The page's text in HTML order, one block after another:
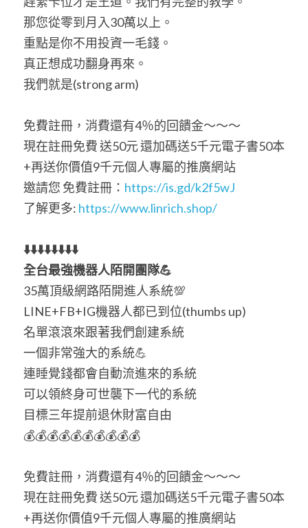
那您從零到月入30萬以上。
重點是你不用投資一毛錢。
真正想成功翻身再來。
我們就是(strong arm)
免費註冊，消費還有4％的回饋金～～～
現在註冊免費 送50元 還加碼送5千元電子書50本
+再送你價值9千元個人專屬的推廣網站
邀請您 免費註冊： https://is.gd/k2f5wJ
了解更多: https://www.linrich.shop/
⬇⬇⬇⬇⬇⬇⬇⬇
全台最強機器人陌開團隊💪
35萬頂級網路陌開進人系統💯
LINE+FB+IG機器人都已到位(thumbs up)
名單滾滾來跟著我們創建系統
一個非常強大的系統💪
連睡覺錢都會自動流進來的系統
可以領終身可世襲下一代的系統
目標三年提前退休財富自由
💰💰💰💰💰💰💰💰💰💰
免費註冊，消費還有4％的回饋金～～～
現在註冊免費 送50元 還加碼送5千元電子書50本
+再送你價值9千元個人專屬的推廣網站